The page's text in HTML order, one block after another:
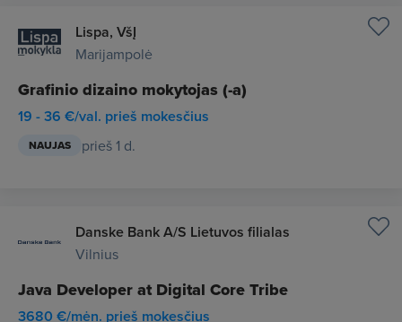
Lispa, VšĮ
Marijampolė
Grafinio dizaino mokytojas (-a)
19 - 36 €/val. prieš mokesčius
NAUJAS prieš 1 d.
Danske Bank A/S Lietuvos filialas
Vilnius
Java Developer at Digital Core Tribe
3680 €/mėn. prieš mokesčius